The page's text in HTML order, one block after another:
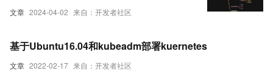
文章 2024-04-02 来自：开发者社区
文章 2022-02-17 来自：开发者社区
基于Ubuntu16.04和kubeadm部署kuernetes